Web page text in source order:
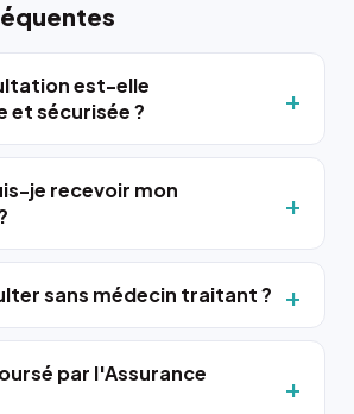
est-elle
et sécurisée ?
je recevoir mon
sans médecin traitant ?
par l'Assurance